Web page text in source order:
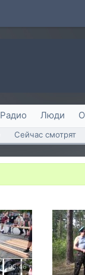
Радио Люди
Сейчас смотрят
05:46